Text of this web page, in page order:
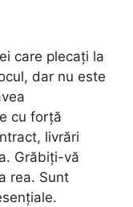
care plecați la
dar nu este
cu forță
livrări
Grăbiți-vă
rea. Sunt